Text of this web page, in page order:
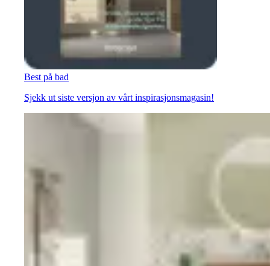
Best på bad
Sjekk ut siste versjon av vårt inspirasjonsmagasin!